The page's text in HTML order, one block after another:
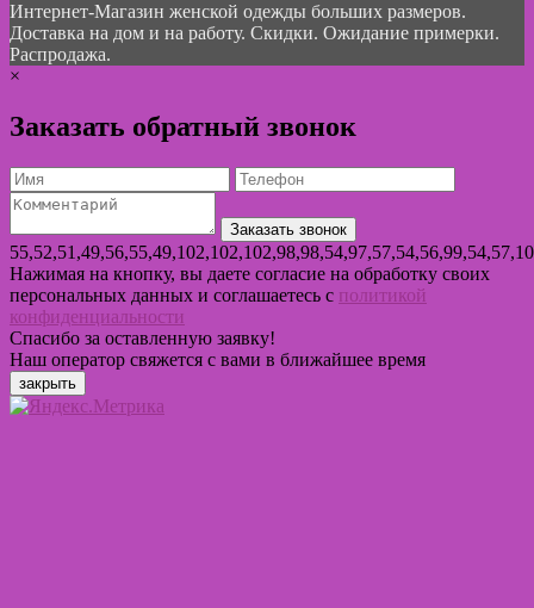
Интернет-Магазин женской одежды больших размеров.
Доставка на дом и на работу. Скидки. Ожидание примерки.
Распродажа.
×
Заказать обратный звонок
Нажимая на кнопку, вы даете согласие на обработку своих
персональных данных и соглашаетесь с политикой
конфиденциальности
Спасибо за оставленную заявку!
Наш оператор свяжется с вами в ближайшее время
закрыть